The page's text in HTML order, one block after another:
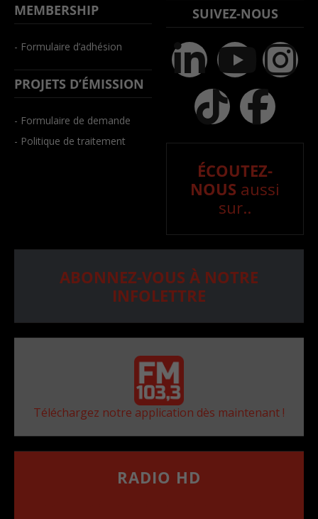
MEMBERSHIP
- Formulaire d’adhésion
PROJETS D’ÉMISSION
- Formulaire de demande
- Politique de traitement
SUIVEZ-NOUS
ÉCOUTEZ-
NOUS aussi
sur..
ABONNEZ-VOUS À NOTRE
INFOLETTRE
Téléchargez notre application dès maintenant !
RADIO HD